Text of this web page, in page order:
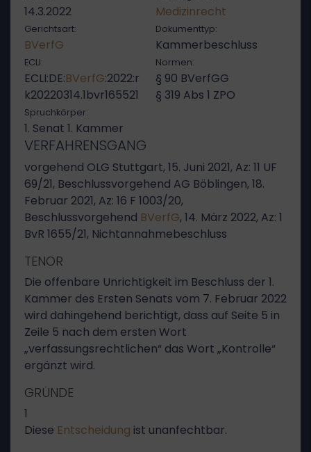
14.3.2022 Medizinrecht
Gerichtsart:
BVerfG
Dokumenttyp:
Kammerbeschluss
ECLI:
ECLI:DE:BVerfG:2022:r
k20220314.1bvr165521
Normen:
§ 90 BVerfGG
§ 319 Abs 1 ZPO
Spruchkörper:
1. Senat 1. Kammer
VERFAHRENSGANG
vorgehend OLG Stuttgart, 15. Juni 2021, Az: 11 UF
69/21, Beschlussvorgehend AG Böblingen, 18.
Februar 2021, Az: 16 F 1003/20,
Beschlussvorgehend BVerfG, 14. März 2022, Az: 1
BvR 1655/21, Nichtannahmebeschluss
TENOR
Die offenbare Unrichtigkeit im Beschluss der 1.
Kammer des Ersten Senats vom 7. Februar 2022
wird dahingehend berichtigt, dass auf Seite 5 in
Zeile 5 nach dem ersten Wort
„verfassungsrechtlichen“ das Wort „Kontrolle“
ergänzt wird.
GRÜNDE
1
Diese Entscheidung ist unanfechtbar.